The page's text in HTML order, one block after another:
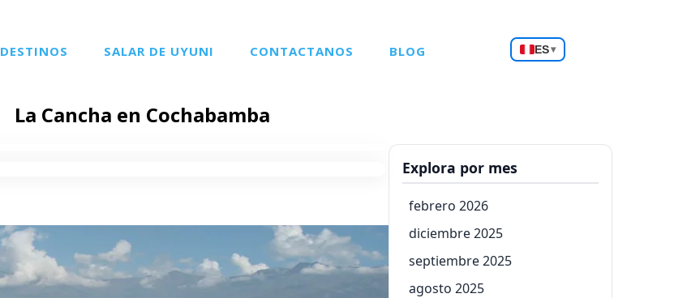
DESTINOS SALAR DE UYUNI CONTACTANOS BLOG
Choose
a
ES▾
La Cancha en Cochabamba
Explora por mes
febrero 2026
diciembre 2025
septiembre 2025
agosto 2025